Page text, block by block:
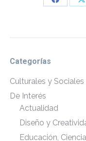
Share
Categorías
Culturales y Sociales
De Interés
Actualidad
Diseño y
Educación,